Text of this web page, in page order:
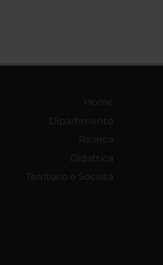
Home
Dipartimento
Ricerca
Didattica
Territorio e Società